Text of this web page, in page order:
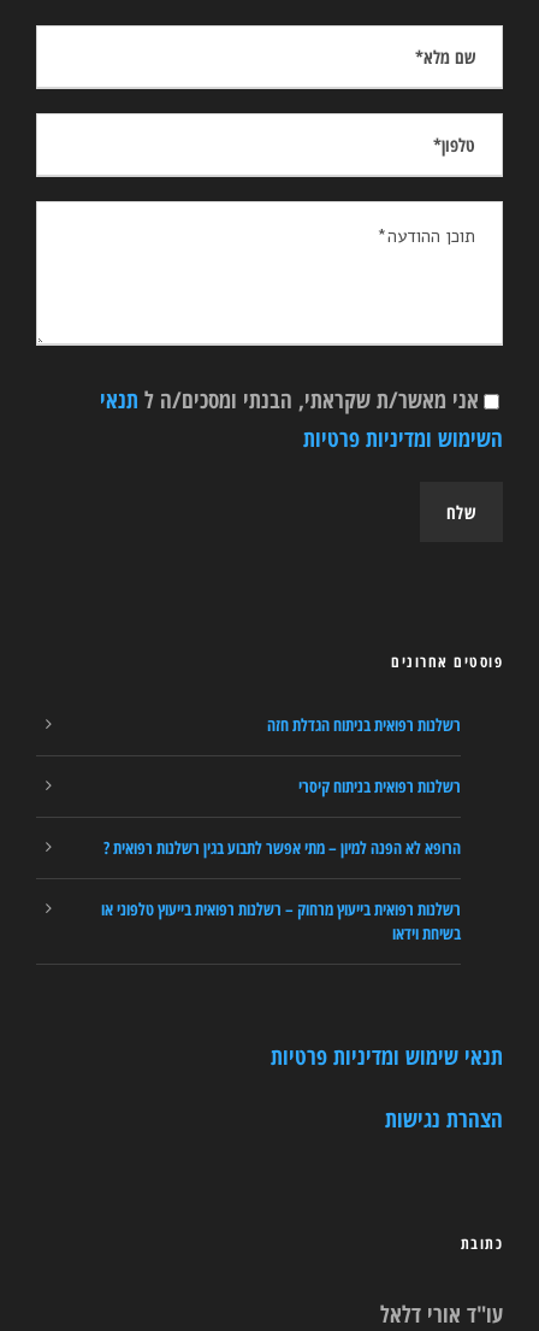
אני מאשר/ת שקראתי, הבנתי ומסכים/ה ל תנאי
השימוש ומדיניות פרטיות
פוסטים אחרונים
רשלנות רפואית בניתוח הגדלת חזה
רשלנות רפואית בניתוח קיסרי
הרופא לא הפנה למיון – מתי אפשר לתבוע בגין רשלנות רפואית ?
רשלנות רפואית בייעוץ מרחוק – רשלנות רפואית בייעוץ טלפוני או
בשיחת וידאו
תנאי שימוש ומדיניות פרטיות
הצהרת נגישות
כתובת
עו"ד אורי דלאל